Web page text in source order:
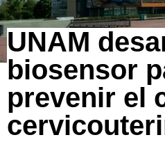
UNAM
biosensor
prevenir el